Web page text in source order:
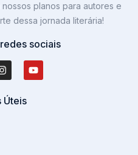
planos para autores e
dessa jornada literária!
sociais
Úteis